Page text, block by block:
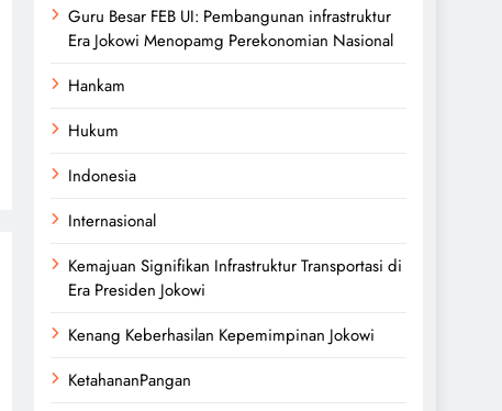
Guru Besar FEB UI: Pembangunan infrastruktur
Era Jokowi Menopamg Perekonomian Nasional
Hankam
Hukum
Indonesia
Internasional
Kemajuan Signifikan Infrastruktur Transportasi di
Era Presiden Jokowi
Kenang Keberhasilan Kepemimpinan Jokowi
KetahananPangan